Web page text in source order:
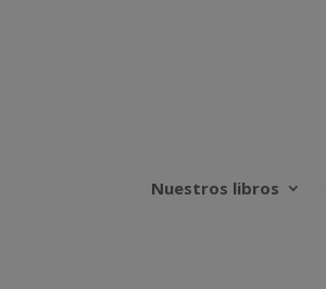
Nuestros libros